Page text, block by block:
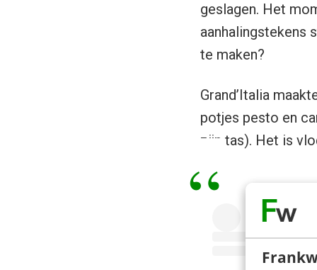
geslagen. Het
aanhalingstekens
te maken?
Grand’Italia
potjes pesto en
zijn tas). Het is